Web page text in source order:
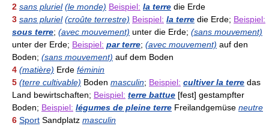
2 sans pluriel (le monde) Beispiel: la terre die Erde
3 sans pluriel (croûte terrestre) Beispiel: la terre die Erde; Beispiel:
sous terre; (avec mouvement) unter die Erde; (sans mouvement)
unter der Erde; Beispiel: par terre; (avec mouvement) auf den
Boden; (sans mouvement) auf dem Boden
4 (matière) Erde féminin
5 (terre cultivable) Boden masculin; Beispiel: cultiver la terre das
Land bewirtschaften; Beispiel: terre battue [fest] gestampfter
Boden; Beispiel: légumes de pleine terre Freilandgemüse neutre
6 Sport Sandplatz masculin